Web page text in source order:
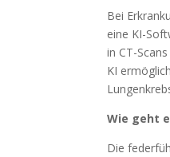
Bei
eine KI-
in CT-
KI
Wie geht
Die